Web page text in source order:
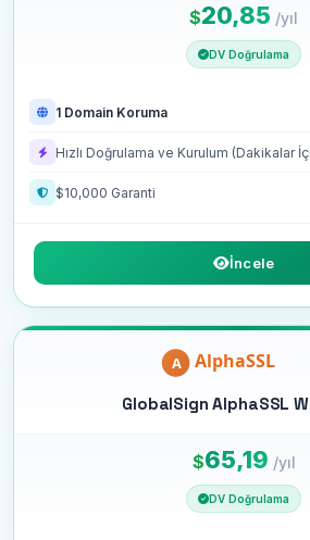
$20,85 /yıl
DV Doğrulama
1 Domain Koruma
Hızlı Doğrulama ve Kurulum (Dakikalar
$10,000 Garanti
İncele
GlobalSign AlphaSSL
$65,19 /yıl
DV Doğrulama